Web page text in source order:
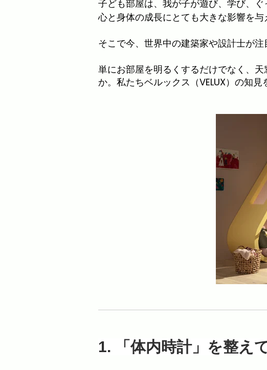
子ども部屋は、我が子が遊び、学び、
心と身体の成長にとても大きな影響を与
そこで今、世界中の建築家や設計士が
単にお部屋を明るくするだけでなく、
か。私たちベルックス（VELUX）の知
1. 「体内時計」を整え